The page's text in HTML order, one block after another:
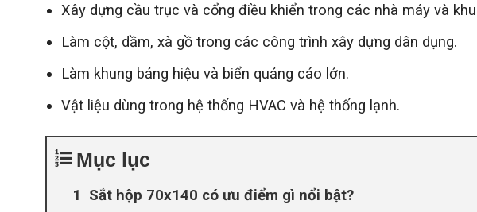
Xây dựng cầu trục và cổng điều khiển trong các nhà máy và
Làm cột, dầm, xà gồ trong các công trình xây dựng dân dụng.
Làm khung bảng hiệu và biển quảng cáo lớn.
Vật liệu dùng trong hệ thống HVAC và hệ thống lạnh.
Mục lục
Sắt hộp 70x140 có ưu điểm gì nổi bật?